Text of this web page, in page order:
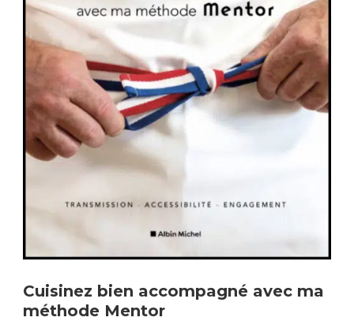
Cuisinez bien accompagné avec ma
méthode Mentor